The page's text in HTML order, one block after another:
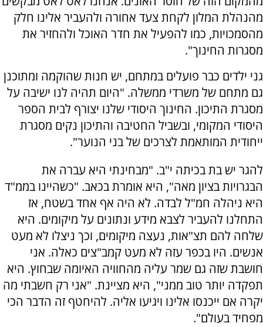
מהנהלת המלון לקחת צעד אחורה ולהעביר אלינו חלק
מהסמכויות, כמו להפעיל את חדר האוכל ולהחזיר את
מסגרות החינוך".
גני ילדים כבר פועלים במתחם, יש חנות שהוקמה ומתוכנן
גם מתחם של משרדי ממשלה. "היום תהיה לנו ישיבה על
מסגרת התיכון. החינוך היסודי שלנו יצורף לבית הספר
היסודי המקומי, ובשביל החטיבה והתיכון נקים מסגרת
ייחודית המותאמת לצרכים של בני הנוער".
להגר יש בת בכיתה י"ב. "מבחינתי היא עברה את
הבגרויות בציון מאה", היא אומרת בכאב. "כשהיינו בממ"ד
היא ניהלה חמ"ל לבדה. לא היה אף אחד בשטח, אז
התחלנו להעביר לצבא מידע ונתונים על מיקומים. היא
שלחה להם תצ"אות, נעצה מיקומים, וכך ניצלו לא מעט
אנשים. היו בכפר עזה לא מעט קמב"צים כאלה. אני
חושבת שזה גם שמר עליה מהחוויה האיומה שבחוץ. היא
תפקדה יותר טוב ממני", היא מציינת. "אני רק חשבתי מה
יקרה אם ייכנסו אלינו ויגיעו אליה. להיחטף זה הדבר הכי
מפחיד בעולם".